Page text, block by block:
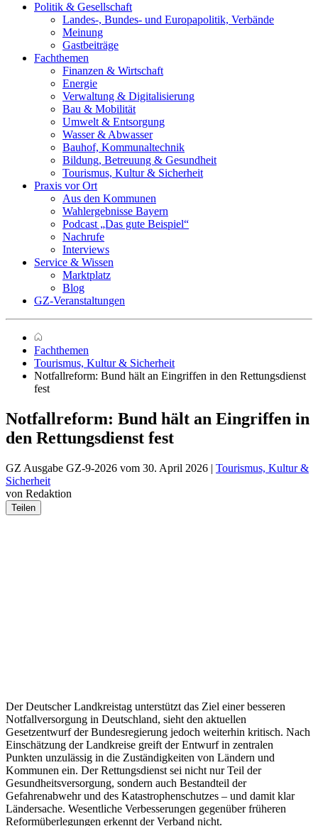
Politik & Gesellschaft
Landes-, Bundes- und Europapolitik, Verbände
Meinung
Gastbeiträge
Fachthemen
Finanzen & Wirtschaft
Energie
Verwaltung & Digitalisierung
Bau & Mobilität
Umwelt & Entsorgung
Wasser & Abwasser
Bauhof, Kommunaltechnik
Bildung, Betreuung & Gesundheit
Tourismus, Kultur & Sicherheit
Praxis vor Ort
Aus den Kommunen
Wahlergebnisse Bayern
Podcast „Das gute Beispiel“
Nachrufe
Interviews
Service & Wissen
Marktplatz
Blog
GZ-Veranstaltungen
Fachthemen
Tourismus, Kultur & Sicherheit
Notfallreform: Bund hält an Eingriffen in den Rettungsdienst
fest
Notfallreform: Bund hält an Eingriffen in
den Rettungsdienst fest
GZ Ausgabe GZ-9-2026 vom 30. April 2026 | Tourismus, Kultur &
Sicherheit
von Redaktion
Teilen
Der Deutscher Landkreistag unterstützt das Ziel einer besseren
Notfallversorgung in Deutschland, sieht den aktuellen
Gesetzentwurf der Bundesregierung jedoch weiterhin kritisch. Nach
Einschätzung der Landkreise greift der Entwurf in zentralen
Punkten unzulässig in die Zuständigkeiten von Ländern und
Kommunen ein. Der Rettungsdienst sei nicht nur Teil der
Gesundheitsversorgung, sondern auch Bestandteil der
Gefahrenabwehr und des Katastrophenschutzes – und damit klar
Ländersache. Wesentliche Verbesserungen gegenüber früheren
Reformüberlegungen erkennt der Verband nicht.